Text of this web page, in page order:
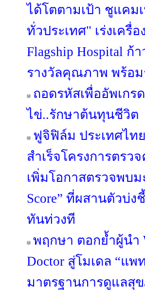
ได้โตตามเป้า ชูแคม
ทั่วประเทศ" เร่งเครื่
Flagship Hospital ก้
รางวัลคุณภาพ พร้อ
ถอดรหัสเพื่ออัพเกร
ไข่..รักษาต้นทุนชีวิต
ฟูจิฟิล์ม ประเทศไ
สำเร็จโครงการตรว
เพิ่มโอกาสตรวจพบม
Score” ที่ผสานตัวบ่ง
ทันท่วงที
พฤกษา ตอกย้ำผู้นำ
Doctor สู่โมเดล “แ
มาตรฐานการดูแลสุ